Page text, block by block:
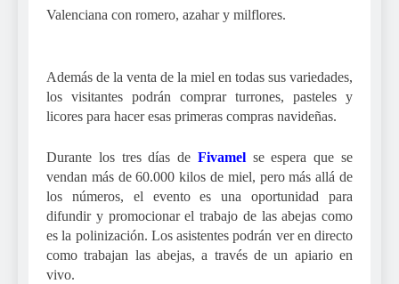
Valenciana con romero, azahar y milflores.
Además de la venta de la miel en todas sus variedades,
los visitantes podrán comprar turrones, pasteles y
licores para hacer esas primeras compras navideñas.
Durante los tres días de Fivamelse espera que se
vendan más de 60.000 kilos de miel, pero más allá de
los números, el evento es una oportunidad para
difundir y promocionar el trabajo de las abejas como
es la polinización. Los asistentes podrán ver en directo
como trabajan las abejas, a través de un apiario en
vivo.